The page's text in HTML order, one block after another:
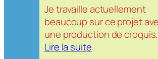
Je travaille actuellement
beaucoup sur ce projet
une production de
Lire la suite: